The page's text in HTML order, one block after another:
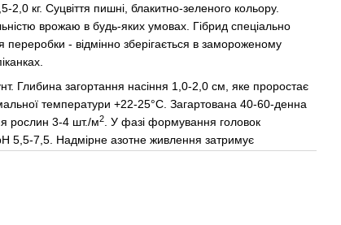
кг. Суцвіття пишні, блакитно-зеленого кольору.
врожаю в будь-яких умовах. Гібрид спеціально
- відмінно зберігається в замороженому
Глибина загортання насіння 1,0-2,0 см, яке проростає
температури +22-25°C. Загартована 40-60-денна
рослин 3-4 шт./м2. У фазі формування головок
5,5-7,5. Надмірне азотне живлення затримує